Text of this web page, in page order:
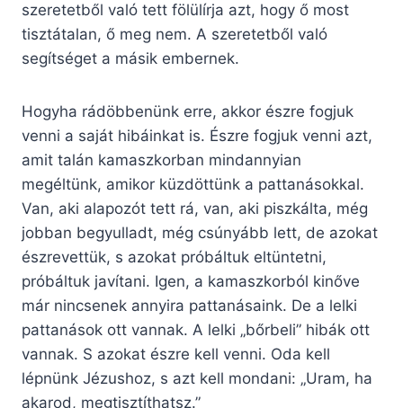
szeretetből való tett fölülírja azt, hogy ő most
tisztátalan, ő meg nem. A szeretetből való
segítséget a másik embernek.
Hogyha rádöbbenünk erre, akkor észre fogjuk
venni a saját hibáinkat is. Észre fogjuk venni azt,
amit talán kamaszkorban mindannyian
megéltünk, amikor küzdöttünk a pattanásokkal.
Van, aki alapozót tett rá, van, aki piszkálta, még
jobban begyulladt, még csúnyább lett, de azokat
észrevettük, s azokat próbáltuk eltüntetni,
próbáltuk javítani. Igen, a kamaszkorból kinőve
már nincsenek annyira pattanásaink. De a lelki
pattanások ott vannak. A lelki „bőrbeli” hibák ott
vannak. S azokat észre kell venni. Oda kell
lépnünk Jézushoz, s azt kell mondani: „Uram, ha
akarod, megtisztíthatsz.”